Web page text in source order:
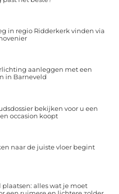
in regio Ridderkerk vinden via
aanleggen met een
in Barneveld
bekijken voor u een
occasion koopt
naar de juiste vloer begint
plaatsen: alles wat je moet
een ruimere en lichtere zolder